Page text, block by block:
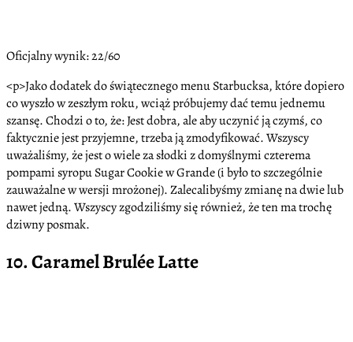
Oficjalny wynik: 22/60
<p>Jako dodatek do świątecznego menu Starbucksa, które dopiero
co wyszło w zeszłym roku, wciąż próbujemy dać temu jednemu
szansę. Chodzi o to, że: Jest dobra, ale aby uczynić ją czymś, co
faktycznie jest przyjemne, trzeba ją zmodyfikować. Wszyscy
uważaliśmy, że jest o wiele za słodki z domyślnymi czterema
pompami syropu Sugar Cookie w Grande (i było to szczególnie
zauważalne w wersji mrożonej). Zalecalibyśmy zmianę na dwie lub
nawet jedną. Wszyscy zgodziliśmy się również, że ten ma trochę
dziwny posmak.
10. Caramel Brulée Latte